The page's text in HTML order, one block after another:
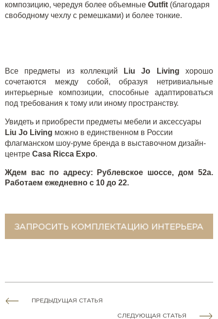
композицию, чередуя более объемные Outfit (благодаря
свободному чехлу с ремешками) и более тонкие.
Все предметы из коллекций Liu Jo Living
хорошо
сочетаются между собой, образуя нетривиальные
интерьерные композиции, способные адаптироваться
под требования к тому или иному пространству.
Увидеть и приобрести предметы мебели и аксессуары
Liu Jo Living можно в единственном в России
флагманском шоу-руме бренда в выставочном дизайн-
центре Casa Ricca Expo.
Ждем вас по адресу: Рублевское шоссе, дом 52а.
Работаем ежедневно с 10 до 22.
ПРЕДЫДУЩАЯ СТАТЬЯ
СЛЕДУЮЩАЯ СТАТЬЯ